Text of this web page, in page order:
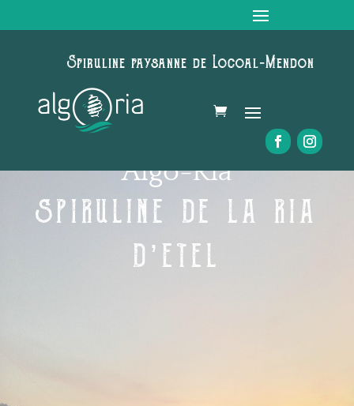
Spiruline paysanne de Locoal-Mendon
Algo-Ria
SPIRULINE DE LA RIA
D’ETEL